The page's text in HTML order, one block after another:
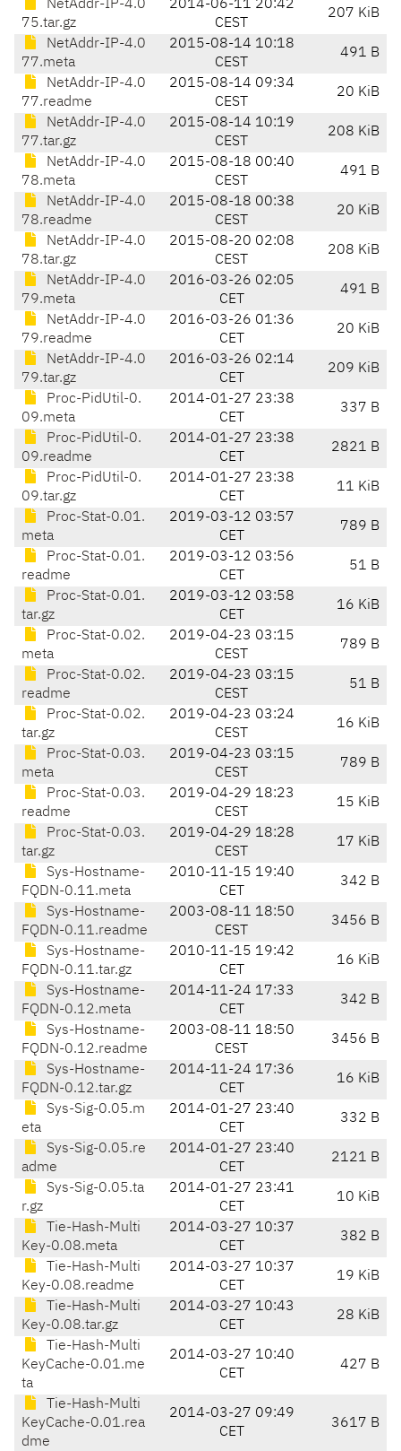
NetAddr-IP-4.0
75.tar.gz
2014-06-11 20:42
CEST
207 KiB
NetAddr-IP-4.0
77.meta
2015-08-14 10:18
CEST
491 B
NetAddr-IP-4.0
77.readme
2015-08-14 09:34
CEST
20 KiB
NetAddr-IP-4.0
77.tar.gz
2015-08-14 10:19
CEST
208 KiB
NetAddr-IP-4.0
78.meta
2015-08-18 00:40
CEST
491 B
NetAddr-IP-4.0
78.readme
2015-08-18 00:38
CEST
20 KiB
NetAddr-IP-4.0
78.tar.gz
2015-08-20 02:08
CEST
208 KiB
NetAddr-IP-4.0
79.meta
2016-03-26 02:05
CET
491 B
NetAddr-IP-4.0
79.readme
2016-03-26 01:36
CET
20 KiB
NetAddr-IP-4.0
79.tar.gz
2016-03-26 02:14
CET
209 KiB
Proc-PidUtil-0.
09.meta
2014-01-27 23:38
CET
337 B
Proc-PidUtil-0.
09.readme
2014-01-27 23:38
CET
2821 B
Proc-PidUtil-0.
09.tar.gz
2014-01-27 23:38
CET
11 KiB
Proc-Stat-0.01.
meta
2019-03-12 03:57
CET
789 B
Proc-Stat-0.01.
readme
2019-03-12 03:56
CET
51 B
Proc-Stat-0.01.
tar.gz
2019-03-12 03:58
CET
16 KiB
Proc-Stat-0.02.
meta
2019-04-23 03:15
CEST
789 B
Proc-Stat-0.02.
readme
2019-04-23 03:15
CEST
51 B
Proc-Stat-0.02.
tar.gz
2019-04-23 03:24
CEST
16 KiB
Proc-Stat-0.03.
meta
2019-04-23 03:15
CEST
789 B
Proc-Stat-0.03.
readme
2019-04-29 18:23
CEST
15 KiB
Proc-Stat-0.03.
tar.gz
2019-04-29 18:28
CEST
17 KiB
Sys-Hostname-
FQDN-0.11.meta
2010-11-15 19:40
CET
342 B
Sys-Hostname-
FQDN-0.11.readme
2003-08-11 18:50
CEST
3456 B
Sys-Hostname-
FQDN-0.11.tar.gz
2010-11-15 19:42
CET
16 KiB
Sys-Hostname-
FQDN-0.12.meta
2014-11-24 17:33
CET
342 B
Sys-Hostname-
FQDN-0.12.readme
2003-08-11 18:50
CEST
3456 B
Sys-Hostname-
FQDN-0.12.tar.gz
2014-11-24 17:36
CET
16 KiB
Sys-Sig-0.05.m
eta
2014-01-27 23:40
CET
332 B
Sys-Sig-0.05.re
adme
2014-01-27 23:40
CET
2121 B
Sys-Sig-0.05.ta
r.gz
2014-01-27 23:41
CET
10 KiB
Tie-Hash-Multi
Key-0.08.meta
2014-03-27 10:37
CET
382 B
Tie-Hash-Multi
Key-0.08.readme
2014-03-27 10:37
CET
19 KiB
Tie-Hash-Multi
Key-0.08.tar.gz
2014-03-27 10:43
CET
28 KiB
Tie-Hash-Multi
KeyCache-0.01.me
ta
2014-03-27 10:40
CET
427 B
Tie-Hash-Multi
KeyCache-0.01.rea
dme
2014-03-27 09:49
CET
3617 B